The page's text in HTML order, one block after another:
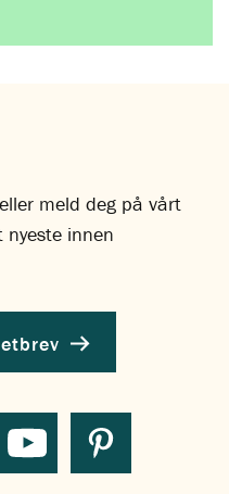
meld deg på vårt
nyeste innen